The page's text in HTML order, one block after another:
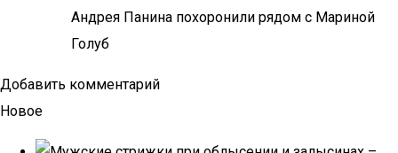
Андрея Панина похоронили рядом с Мариной
Голуб
Добавить комментарий
Новое